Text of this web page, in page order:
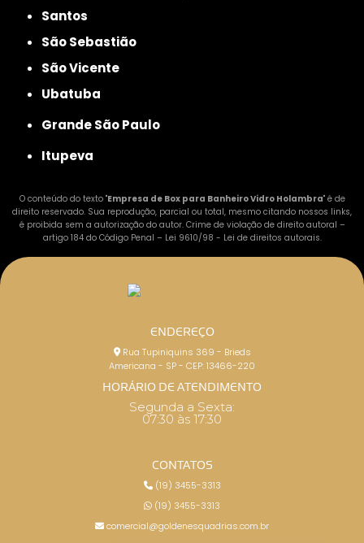
Santos
São Sebastião
São Vicente
Ubatuba
Grande São Paulo
Itupeva
O conteúdo do texto "Empresa de Box para Banheiro Vidro Holambra" é de
direito reservado. Sua reprodução, parcial ou total, mesmo citando nossos links,
é proibida sem a autorização do autor. Crime de violação de direito autoral –
artigo 184 do Código Penal – Lei 9610/98 - Lei de direitos autorais.
ENDEREÇO
Rua Tupiniquins 369 - Brieds
Americana - SP - CEP: 13466-220
HORÁRIO DE ATENDIMENTO
Segunda a Sexta:
07:30 às 17:30
CONTATOS
(19) 3455-3313
(19) 3455-3313
comercial@goldenesquadrias.com.br